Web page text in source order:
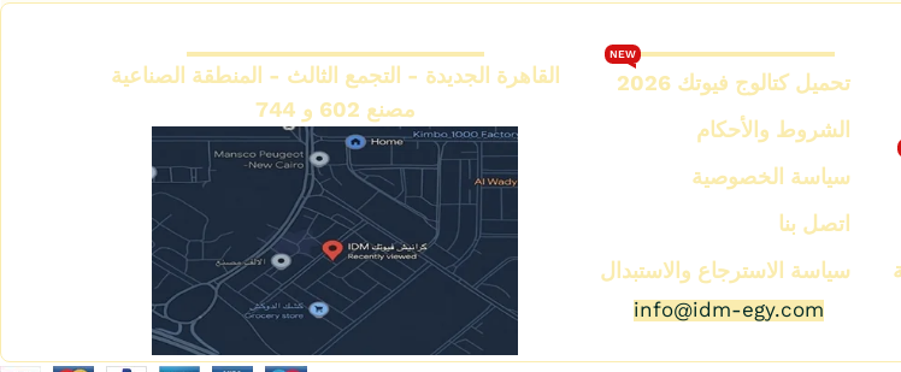
تحميل كتالوج فيوتك 2026
NEW
الشروط والأحكام
سياسة الخصوصية
اتصل بنا
سياسة الاسترجاع والاستبدال
info@idm-egy.com
القاهرة الجديدة - التجمع الثالث - المنطقة الصناعية
مصنع 602 و 744